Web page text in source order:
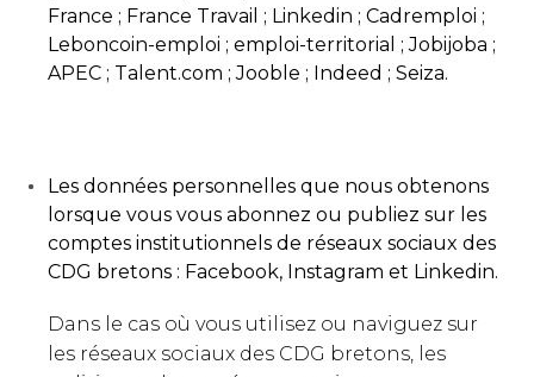
France ; France Travail ; Linkedin ; Cadremploi ;
Leboncoin-emploi ; emploi-territorial ; Jobijoba ;
APEC ; Talent.com ; Jooble ; Indeed ; Seiza.
Les données personnelles que nous obtenons
lorsque vous vous abonnez ou publiez sur les
comptes institutionnels de réseaux sociaux des
CDG bretons : Facebook, Instagram et Linkedin.
Dans le cas où vous utilisez ou naviguez sur
les réseaux sociaux des CDG bretons, les